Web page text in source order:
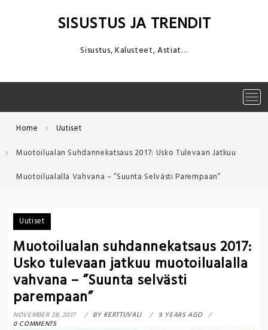
SISUSTUS JA TRENDIT
Sisustus, Kalusteet, Astiat…
Home
Uutiset
Muotoilualan Suhdannekatsaus 2017: Usko Tulevaan Jatkuu
Muotoilualalla Vahvana – ”Suunta Selvästi Parempaan”
Uutiset
Muotoilualan suhdannekatsaus 2017:
Usko tulevaan jatkuu muotoilualalla
vahvana – ”Suunta selvästi
parempaan”
NOVEMBER 28, 2017 BY KERTTUVALI
9 YEARS AGO
0 COMMENTS